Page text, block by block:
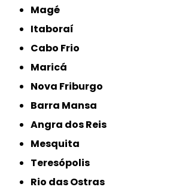
Magé
Itaboraí
Cabo Frio
Maricá
Nova Friburgo
Barra Mansa
Angra dos Reis
Mesquita
Teresópolis
Rio das Ostras